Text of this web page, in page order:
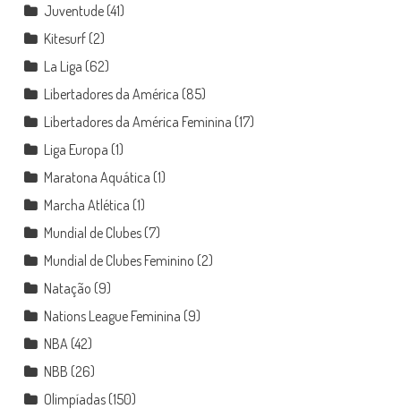
Juventude(41)
Kitesurf(2)
La Liga (62)
Libertadores da América (85)
Libertadores da América Feminina (17)
Liga Europa (1)
Maratona Aquática (1)
Marcha Atlética (1)
Mundial de Clubes(7)
Mundial de Clubes Feminino (2)
Natação (9)
Nations League Feminina (9)
NBA (42)
NBB (26)
Olimpíadas(150)